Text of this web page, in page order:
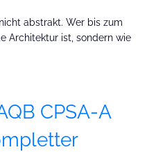
abstrakt. Wer bis zum
Architektur ist, sondern wie
CPSA-A